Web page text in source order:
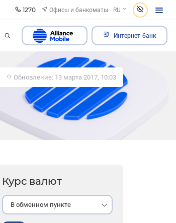
1270 Офисы и банкоматы RU
Интернет-банк
Обновление: 13 марта 2017, 10:03
Курс валют
В обменном пункте